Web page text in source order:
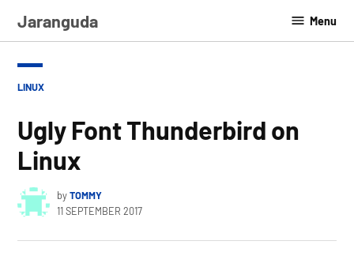
Jaranguda Menu
POSTED
LINUX
Ugly Font Thunderbird on
Linux
byTOMMY
11 SEPTEMBER 2017